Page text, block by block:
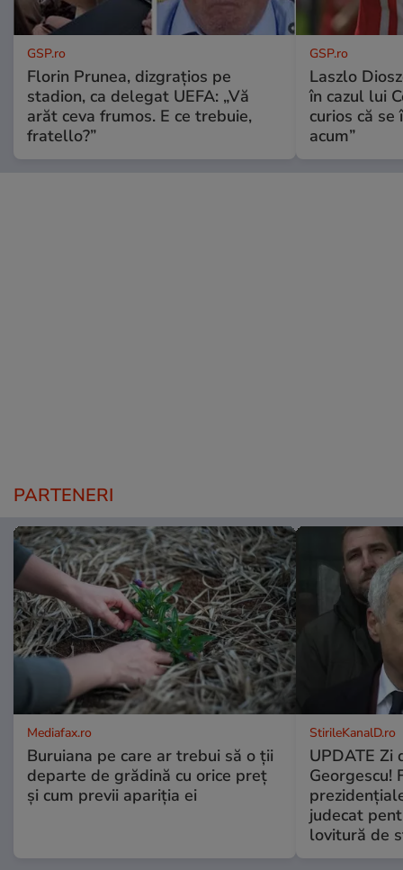
GSP.ro
Florin Prunea, dizgrațios pe
stadion, ca delegat UEFA: „Vă
arăt ceva frumos. E ce trebuie,
fratello?”
GSP.ro
Laszlo
în cazul lui
curios că
acum”
PARTENERI
Mediafax.ro
Buruiana pe care ar trebui să o ții
departe de grădină cu orice preț
și cum previi apariția ei
StirileKanalD.ro
UPDATE Zi
Georgescu!
judecat
lovitură de